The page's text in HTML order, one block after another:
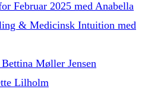
Februar 2025 med Anabella
& Medicinsk Intuition med
Møller Jensen
Lilholm